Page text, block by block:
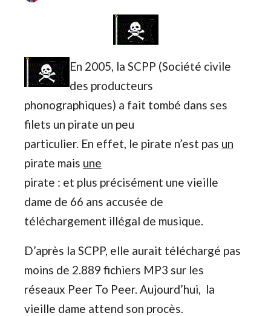
En 2005, la SCPP (Société civile
des producteurs
phonographiques) a fait tombé dans ses
filets un pirate un peu
particulier. En effet, le pirate n’est pas un
pirate mais une
pirate : et plus précisément une vieille
dame de 66 ans accusée de
téléchargement illégal de musique.
D’après la SCPP, elle aurait téléchargé pas
moins de 2.889 fichiers MP3 sur les
réseaux Peer To Peer. Aujourd’hui, la
vieille dame attend son procès.